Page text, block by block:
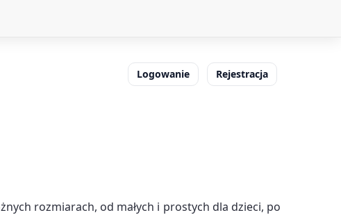
Logowanie Rejestracja
rozmiarach, od małych i prostych dla dzieci, po